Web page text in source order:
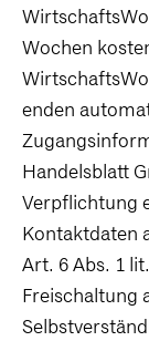
Wochen
enden
Handelsblatt
Verpflichtung
Kontaktdaten
Art. 6 Abs. 1
Freischaltung